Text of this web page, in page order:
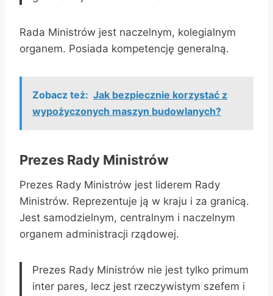
Rada Ministrów jest naczelnym, kolegialnym
organem. Posiada kompetencję generalną.
Zobacz też: Jak bezpiecznie korzystać z
wypożyczonych maszyn budowlanych?
Prezes Rady Ministrów
Prezes Rady Ministrów jest liderem Rady
Ministrów. Reprezentuje ją w kraju i za granicą.
Jest samodzielnym, centralnym i naczelnym
organem administracji rządowej.
Prezes Rady Ministrów nie jest tylko primum
inter pares, lecz jest rzeczywistym szefem i